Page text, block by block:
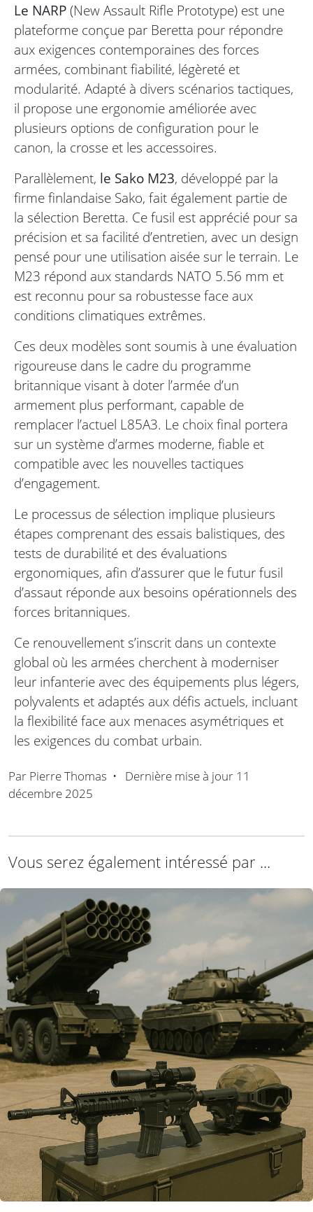
Le NARP(New Assault Rifle Prototype) est une
plateforme conçue par Beretta pour répondre
aux exigences contemporaines des forces
armées, combinant fiabilité, légèreté et
modularité. Adapté à divers scénarios tactiques,
il propose une ergonomie améliorée avec
plusieurs options de configuration pour le
canon, la crosse et les accessoires.
Parallèlement, le Sako M23, développé par la
firme finlandaise Sako, fait également partie de
la sélection Beretta. Ce fusil est apprécié pour sa
précision et sa facilité d’entretien, avec un design
pensé pour une utilisation aisée sur le terrain. Le
M23 répond aux standards NATO 5.56 mm et
est reconnu pour sa robustesse face aux
conditions climatiques extrêmes.
Ces deux modèles sont soumis à une évaluation
rigoureuse dans le cadre du programme
britannique visant à doter l’armée d’un
armement plus performant, capable de
remplacer l’actuel L85A3. Le choix final portera
sur un système d’armes moderne, fiable et
compatible avec les nouvelles tactiques
d’engagement.
Le processus de sélection implique plusieurs
étapes comprenant des essais balistiques, des
tests de durabilité et des évaluations
ergonomiques, afin d’assurer que le futur fusil
d’assaut réponde aux besoins opérationnels des
forces britanniques.
Ce renouvellement s’inscrit dans un contexte
global où les armées cherchent à moderniser
leur infanterie avec des équipements plus légers,
polyvalents et adaptés aux défis actuels, incluant
la flexibilité face aux menaces asymétriques et
les exigences du combat urbain.
Par Pierre Thomas • Dernière mise à jour 11
décembre 2025
Vous serez également intéressé par ...